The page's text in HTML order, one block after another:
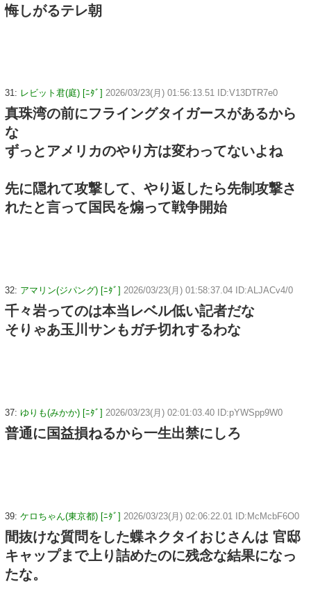
悔しがるテレ朝
31: レビット君(庭) [ﾆﾀﾞ] 2026/03/23(月) 01:56:13.51 ID:V13DTR7e0
真珠湾の前にフライングタイガースがあるから
な
ずっとアメリカのやり方は変わってないよね
先に隠れて攻撃して、やり返したら先制攻撃さ
れたと言って国民を煽って戦争開始
32: アマリン(ジパング) [ﾆﾀﾞ] 2026/03/23(月) 01:58:37.04 ID:ALJACv4/0
千々岩ってのは本当レベル低い記者だな
そりゃあ玉川サンもガチ切れするわな
37: ゆりも(みかか) [ﾆﾀﾞ] 2026/03/23(月) 02:01:03.40 ID:pYWSpp9W0
普通に国益損ねるから一生出禁にしろ
39: ケロちゃん(東京都) [ﾆﾀﾞ] 2026/03/23(月) 02:06:22.01 ID:McMcbF6O0
間抜けな質問をした蝶ネクタイおじさんは 官邸
キャップまで上り詰めたのに残念な結果になっ
たな。